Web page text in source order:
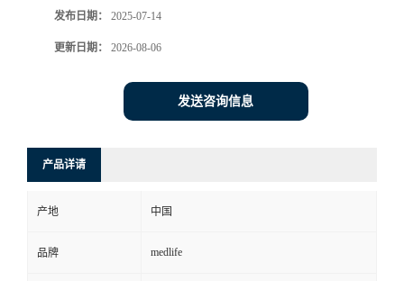
发布日期： 2025-07-14
更新日期： 2026-08-06
发送咨询信息
产品详请
产地 中国
品牌 medlife